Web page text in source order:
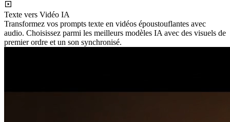
Texte vers Vidéo IA
Transformez vos prompts texte en vidéos époustouflantes avec
audio. Choisissez parmi les meilleurs modèles IA avec des visuels de
premier ordre et un son synchronisé.